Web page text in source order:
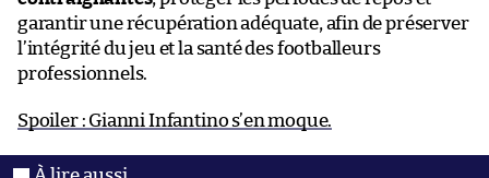
garantir une récupération adéquate, afin de préserver
l’intégrité du jeu et la santé des footballeurs
professionnels.
Spoiler : Gianni Infantino s’en moque.